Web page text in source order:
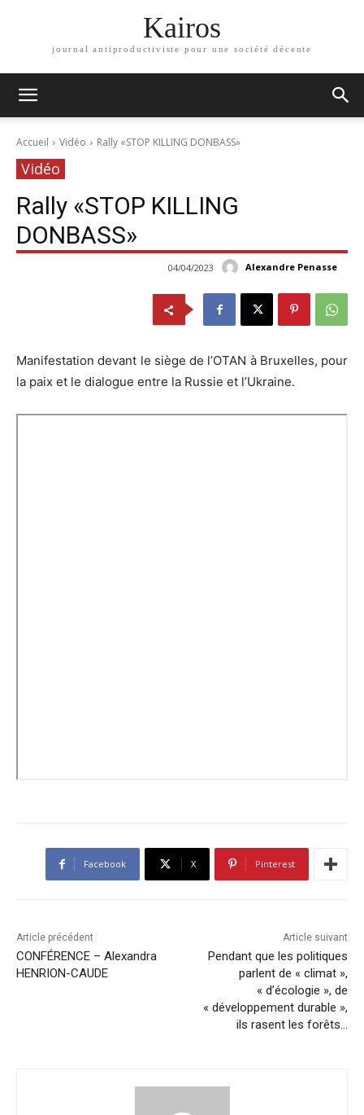
Kairos
journal antiproductiviste pour une société décente
Accueil Vidéo Rally «STOP KILLING DONBASS»
Vidéo
Rally «STOP KILLING
DONBASS»
Alexandre Penasse
04/04/2023
Manifestation devant le siège de l’OTAN à Bruxelles, pour
la paix et le dialogue entre la Russie et l’Ukraine.
Facebook X Pinterest
Article précédent
CONFÉRENCE – Alexandra
HENRION-CAUDE
Article suivant
Pendant que les politiques
parlent de « climat »,
« d’écologie », de
« développement durable »,
ils rasent les forêts…